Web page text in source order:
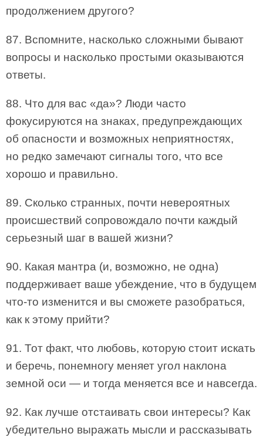
продолжением другого?
87. Вспомните, насколько сложными бывают
вопросы и насколько простыми оказываются
ответы.
88. Что для вас «да»? Люди часто
фокусируются на знаках, предупреждающих
об опасности и возможных неприятностях,
но редко замечают сигналы того, что все
хорошо и правильно.
89. Сколько странных, почти невероятных
происшествий сопровождало почти каждый
серьезный шаг в вашей жизни?
90. Какая мантра (и, возможно, не одна)
поддерживает ваше убеждение, что в будущем
что-то изменится и вы сможете разобраться,
как к этому прийти?
91. Тот факт, что любовь, которую стоит искать
и беречь, понемногу меняет угол наклона
земной оси — и тогда меняется все и навсегда.
92. Как лучше отстаивать свои интересы? Как
убедительно выражать мысли и рассказывать